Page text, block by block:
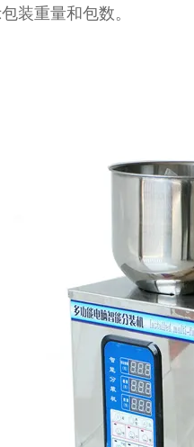
装重量和包数。